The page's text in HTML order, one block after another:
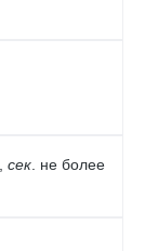
сек . не более